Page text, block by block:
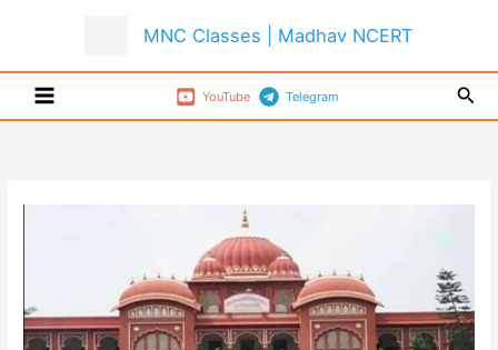
MNC Classes | Madhav NCERT
YouTube Telegram